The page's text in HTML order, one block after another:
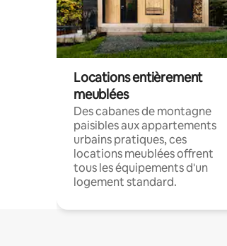
Locations entièrement
meublées
Des cabanes de montagne
paisibles aux appartements
urbains pratiques, ces
locations meublées offrent
tous les équipements d'un
logement standard.